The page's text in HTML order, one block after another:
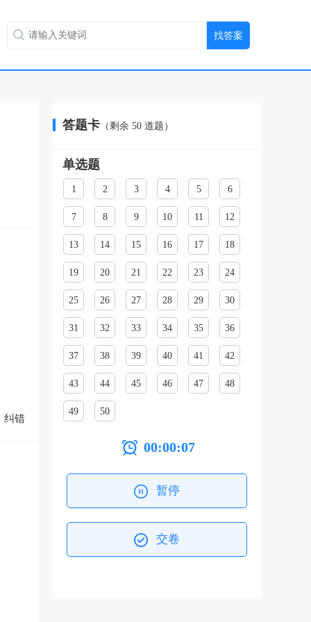
纠错
答题卡 （剩余 50 道题）
单选题
1 2 3 4 5 6
7 8 9 10 11 12
13 14 15 16 17 18
19 20 21 22 23 24
25 26 27 28 29 30
31 32 33 34 35 36
37 38 39 40 41 42
43 44 45 46 47 48
49 50
00:00:07
暂停
交卷